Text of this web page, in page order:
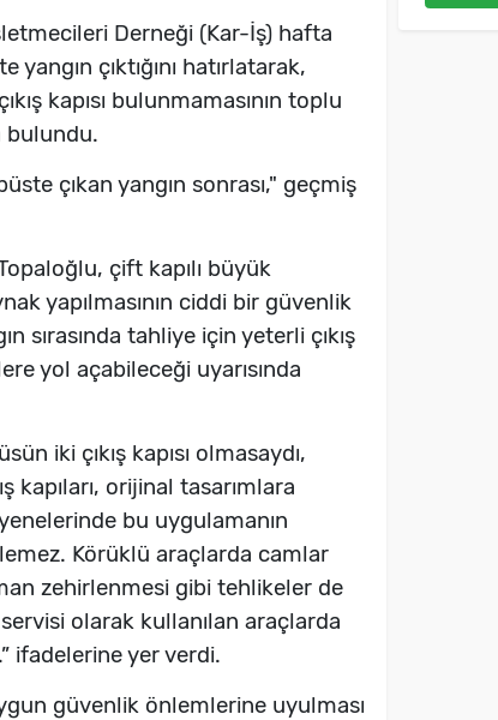
Derneği (Kar-İş) hafta
çıktığını hatırlatarak,
kapısı bulunmamasının toplu
bulundu.
çıkan yangın sonrası," geçmiş
çift kapılı büyük
yapılmasının ciddi bir güvenlik
sırasında tahliye için yeterli çıkış
yol açabileceği uyarısında
iki çıkış kapısı olmasaydı,
kapıları, orijinal tasarımlara
bu uygulamanın
Körüklü araçlarda camlar
zehirlenmesi gibi tehlikeler de
olarak kullanılan araçlarda
ifadelerine yer verdi.
güvenlik önlemlerine uyulması